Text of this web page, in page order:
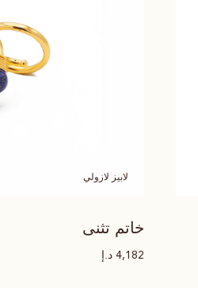
لابيز لازولي
خاتم تثنى
4,182 د.إ